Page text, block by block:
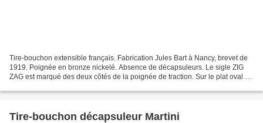
Tire-bouchon extensible français. Fabrication Jules Bart à Nancy, brevet de
1919. Poignée en bronze nickelé. Absence de décapsuleurs. Le sigle ZIG
ZAG est marqué des deux côtés de la poignée de traction. Sur le plat oval de
Tire-bouchon décapsuleur Martini